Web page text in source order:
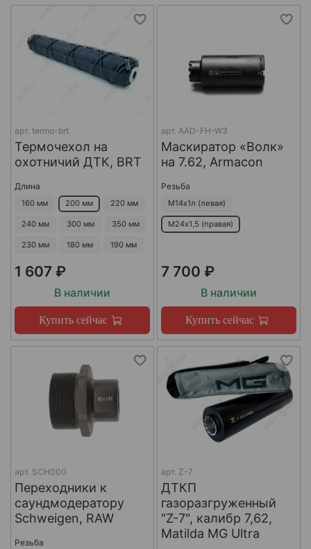
арт. termo-brt
Термочехол на
охотничий ДТК, BRT
Длина
160 мм 200 мм 220 мм
240 мм 300 мм 350 мм
230 мм 180 мм 190 мм
1 607 ₽
В наличии
Купить сейчас
арт. AAD-FH-W3
Маскиратор «Волк»
на 7.62, Armacon
Резьба
М14х1л (левая)
М24х1,5 (правая)
7 700 ₽
В наличии
Купить сейчас
арт. SCH000
Переходники к
саундмодератору
Schweigen, RAW
Резьба
арт. Z-7
ДТКП
газоразгруженный
"Z-7", калибр 7,62,
Matilda MG Ultra